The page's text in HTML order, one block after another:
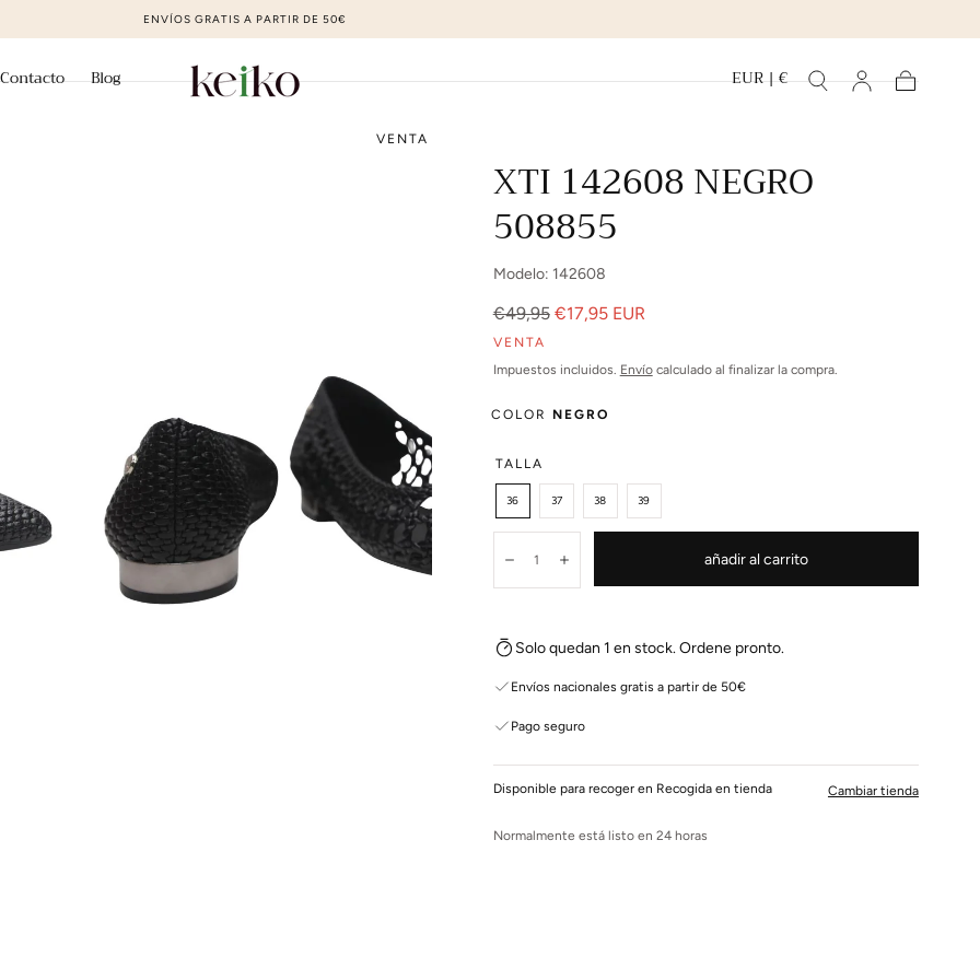
ZAPATOS DE MODA AL MEJOR PRECIO
Contacto Blog EUR | €
VENTA
XTI 142608 NEGRO
508855
Modelo: 142608
Precio
regular
€49,95 Precio
venta
€17,95 EUR
VENTA
Impuestos incluidos. Envíocalculado al finalizar la compra.
COLOR NEGRO
TALLA
36 37 38 39
DisminuirAumentar añadir al carrito
Solo quedan 1 en stock. Ordene pronto.
Envíos nacionales gratis a partir de 50€
Pago seguro
Disponible para recoger en Recogida en tienda
Normalmente está listo en 24 horas
Cambiar tienda